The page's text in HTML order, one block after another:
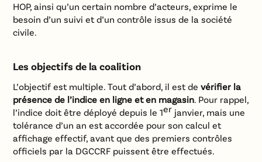
HOP, ainsi qu’un certain nombre d’acteurs, exprime le
besoin d’un suivi et d’un contrôle issus de la société
civile.
Les objectifs de la coalition
L’objectif est multiple. Tout d’abord, il est devérifier la
présence de l’indice en ligne et en magasin. Pour rappel,
l’indice doit être déployé depuis le 1er janvier, mais une
tolérance d’un an est accordée pour son calcul et
affichage effectif, avant que des premiers contrôles
officiels par la DGCCRF puissent être effectués.